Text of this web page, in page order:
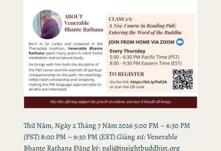
Thứ Năm, Ngày 2 Tháng 7 Năm 2026 5:00 PM – 6:30 PM
(PST) 8:00 PM – 9:30 PM (EST) Giảng sư: Venerable
Bhante Rathana Đăng ký: pali@insightbuddhist.org